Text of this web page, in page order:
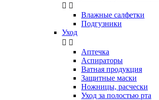
 
Влажные салфетки
Подгузники
Уход
 
Аптечка
Аспираторы
Ватная продукция
Защитные маски
Ножницы, расчески
Уход за полостью рта